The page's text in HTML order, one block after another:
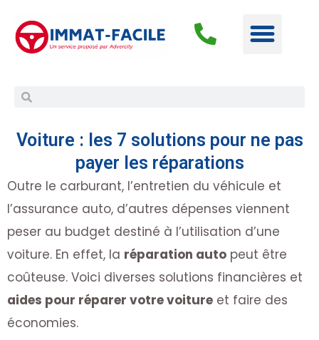
Voiture : les 7 solutions pour ne pas
payer les réparations
Outre le carburant, l’entretien du véhicule et
l’assurance auto, d’autres dépenses viennent
peser au budget destiné à l’utilisation d’une
voiture. En effet, la réparation auto peut être
coûteuse. Voici diverses solutions financières et
aides pour réparer votre voiture et faire des
économies.